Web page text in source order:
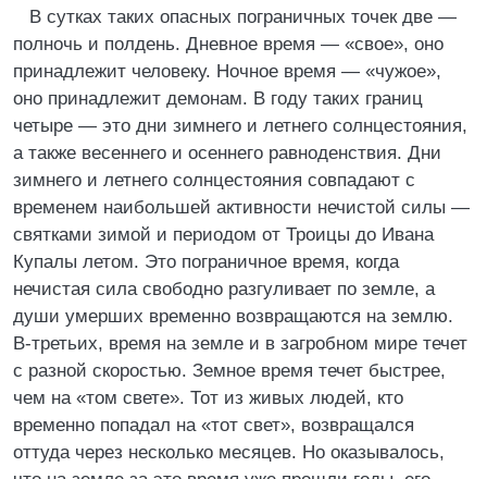
В сутках таких опасных пограничных точек две —
полночь и полдень. Дневное время — «свое», оно
принадлежит человеку. Ночное время — «чужое»,
оно принадлежит демонам. В году таких границ
четыре — это дни зимнего и летнего солнцестояния,
а также весеннего и осеннего равноденствия. Дни
зимнего и летнего солнцестояния совпадают с
временем наибольшей активности нечистой силы —
святками зимой и периодом от Троицы до Ивана
Купалы летом. Это пограничное время, когда
нечистая сила свободно разгуливает по земле, а
души умерших временно возвращаются на землю.
В-третьих, время на земле и в загробном мире течет
с разной скоростью. Земное время течет быстрее,
чем на «том свете». Тот из живых людей, кто
временно попадал на «тот свет», возвращался
оттуда через несколько месяцев. Но оказывалось,